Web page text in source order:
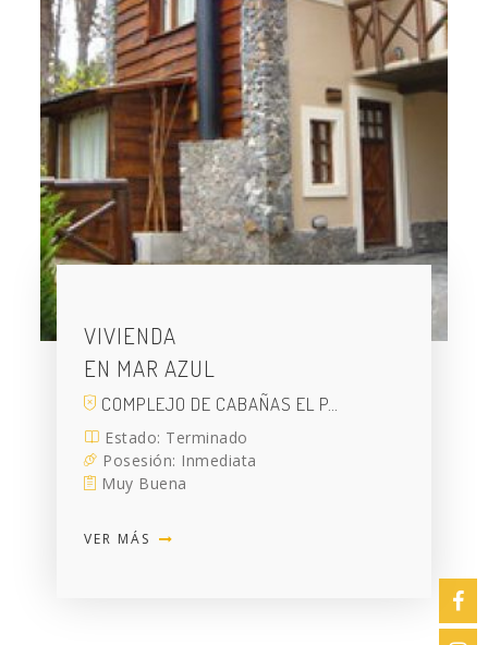
VIVIENDA
EN MAR AZUL
COMPLEJO DE CABAÑAS EL P…
Estado: Terminado
Posesión: Inmediata
Muy Buena
VER MÁS